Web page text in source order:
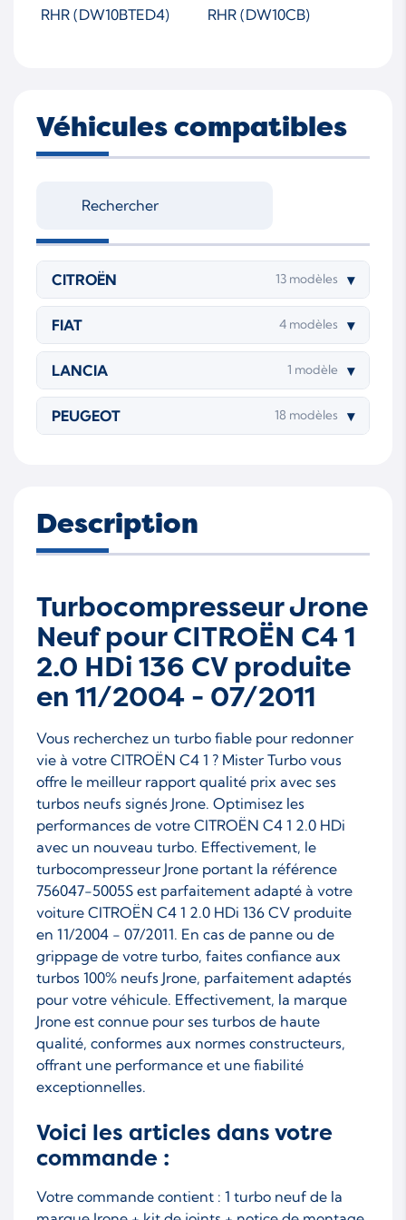
RHR (DW10BTED4)
RHR (DW10CB)
Véhicules compatibles
CITROËN 13 modèles ▾
FIAT 4 modèles ▾
LANCIA 1 modèle ▾
PEUGEOT 18 modèles ▾
Description
Turbocompresseur Jrone
Neuf pour CITROËN C4 1
2.0 HDi 136 CV produite
en 11/2004 - 07/2011
Vous recherchez un turbo fiable pour redonner
vie à votre CITROËN C4 1 ? Mister Turbo vous
offre le meilleur rapport qualité prix avec ses
turbos neufs signés Jrone. Optimisez les
performances de votre CITROËN C4 1 2.0 HDi
avec un nouveau turbo. Effectivement, le
turbocompresseur Jrone portant la référence
756047-5005S est parfaitement adapté à votre
voiture CITROËN C4 1 2.0 HDi 136 CV produite
en 11/2004 - 07/2011. En cas de panne ou de
grippage de votre turbo, faites confiance aux
turbos 100% neufs Jrone, parfaitement adaptés
pour votre véhicule. Effectivement, la marque
Jrone est connue pour ses turbos de haute
qualité, conformes aux normes constructeurs,
offrant une performance et une fiabilité
exceptionnelles.
Voici les articles dans votre
commande :
Votre commande contient : 1 turbo neuf de la